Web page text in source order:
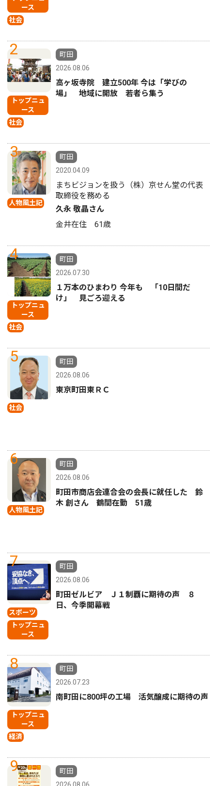
ース
社会
2
トップニュ
ース
社会
町田
2026.08.06
高ヶ坂寺院 建立500年 今は「学びの
場」 地域に開放 若者ら集う
3
人物風土記
町田
2020.04.09
まちビジョンを扱う（株）京せん堂の代表
取締役を務める
久永 敬晶さん
金井在住 61歳
4
トップニュ
ース
社会
町田
2026.07.30
１万本のひまわり 今年も 「10日間だ
け」 見ごろ迎える
5
社会
町田
2026.08.06
東京町田東ＲＣ
6
人物風土記
町田
2026.08.06
町田市商店会連合会の会長に就任した 鈴
木 創さん 鶴間在勤 51歳
7
スポーツ
トップニュ
ース
町田
2026.08.06
町田ゼルビア Ｊ１制覇に期待の声 ８
日、今季開幕戦
8
トップニュ
ース
経済
町田
2026.07.23
南町田に800坪の工場 活気醸成に期待の声
9
町田
2026.08.06